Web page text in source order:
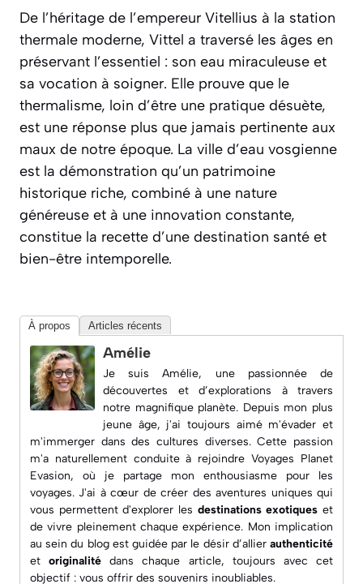
De l’héritage de l’empereur Vitellius à la station
thermale moderne, Vittel a traversé les âges en
préservant l’essentiel : son eau miraculeuse et
sa vocation à soigner. Elle prouve que le
thermalisme, loin d’être une pratique désuète,
est une réponse plus que jamais pertinente aux
maux de notre époque. La ville d’eau vosgienne
est la démonstration qu’un patrimoine
historique riche, combiné à une nature
généreuse et à une innovation constante,
constitue la recette d’une destination santé et
bien-être intemporelle.
À propos Articles récents
Amélie
Je suis Amélie, une passionnée de
découvertes et d’explorations à travers
notre magnifique planète. Depuis mon plus
jeune âge, j'ai toujours aimé m'évader et
m'immerger dans des cultures diverses. Cette passion
m'a naturellement conduite à rejoindreVoyages Planet
Evasion, où je partage mon enthousiasme pour les
voyages. J'ai à cœur de créer des aventures uniques qui
vous permettent d'explorer les destinations exotiques et
de vivre pleinement chaque expérience. Mon implication
au sein du blog est guidée par le désir d’allier authenticité
etoriginalité dans chaque article, toujours avec cet
objectif : vous offrir des souvenirs inoubliables.